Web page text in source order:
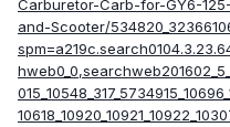
Carburetor-Carb-for-GY6-
and-Scooter/